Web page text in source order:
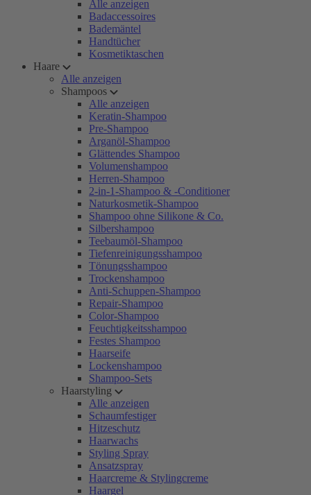
Alle anzeigen
Badaccessoires
Bademäntel
Handtücher
Kosmetiktaschen
Haare
Alle anzeigen
Shampoos
Alle anzeigen
Keratin-Shampoo
Pre-Shampoo
Arganöl-Shampoo
Glättendes Shampoo
Volumenshampoo
Herren-Shampoo
2-in-1-Shampoo & -Conditioner
Naturkosmetik-Shampoo
Shampoo ohne Silikone & Co.
Silbershampoo
Teebaumöl-Shampoo
Tiefenreinigungsshampoo
Tönungsshampoo
Trockenshampoo
Anti-Schuppen-Shampoo
Repair-Shampoo
Color-Shampoo
Feuchtigkeitsshampoo
Festes Shampoo
Haarseife
Lockenshampoo
Shampoo-Sets
Haarstyling
Alle anzeigen
Schaumfestiger
Hitzeschutz
Haarwachs
Styling Spray
Ansatzspray
Haarcreme & Stylingcreme
Haargel